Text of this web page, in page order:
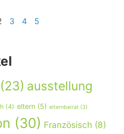
3 4 5
(23) ausstellung
(4) eltern (5) elternbeirat (3)
(30) Französisch (8)